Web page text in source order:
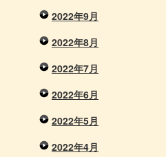
2022年9月
2022年8月
2022年7月
2022年6月
2022年5月
2022年4月